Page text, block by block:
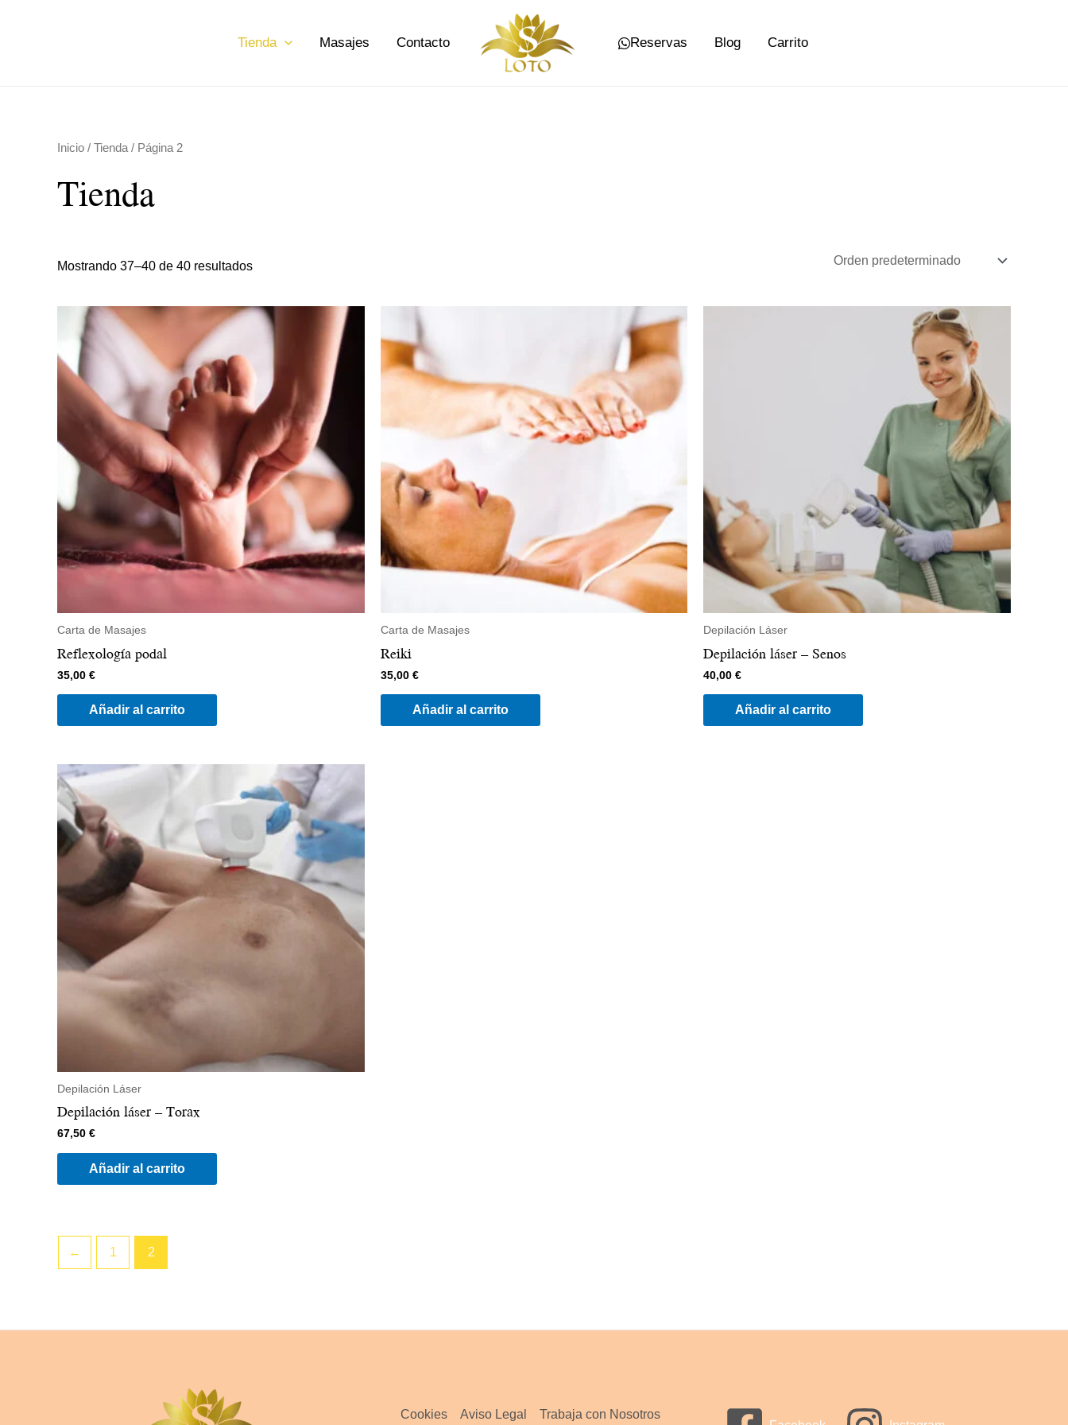
Tienda Masajes Contacto Reservas Blog Carrito
Inicio / Tienda / Página 2
Tienda
Mostrando 37–40 de 40 resultados
Carta de Masajes
Reflexología podal
35,00 €
Añadir al carrito
Carta de Masajes
Reiki
35,00 €
Añadir al carrito
Depilación Láser
Depilación láser – Senos
40,00€
Añadir al carrito
Depilación Láser
Depilación láser – Torax
67,50 €
Añadir al carrito
← 1 2
Cookies Aviso Legal
Trabaja con Nosotros